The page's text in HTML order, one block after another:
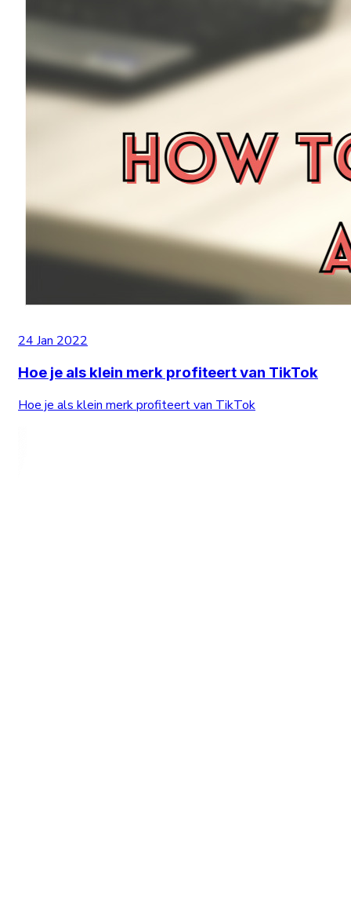
24 Jan 2022
Hoe je als klein merk profiteert van TikTok
Hoe je als klein merk profiteert van TikTok